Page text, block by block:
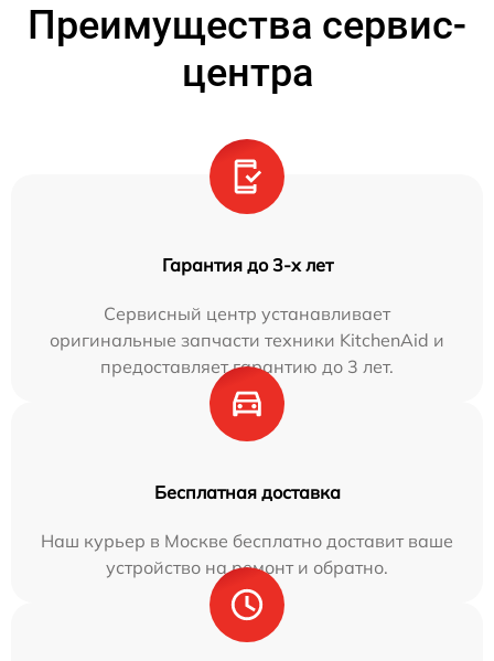
Преимущества сервис-
центра
Гарантия до 3-х лет
Сервисный центр устанавливает
оригинальные запчасти техники KitchenAid и
предоставляет гарантию до 3 лет.
Бесплатная доставка
Наш курьер в Москве бесплатно доставит ваше
устройство на ремонт и обратно.